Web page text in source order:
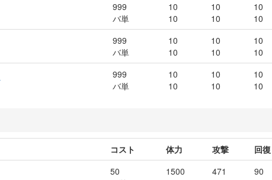
999
バ単
10
10
10
10
10
10
999
バ単
10
10
10
10
10
10
999
バ単
10
10
10
10
10
10
コスト 体力 攻撃
回復
50
1500
471
90